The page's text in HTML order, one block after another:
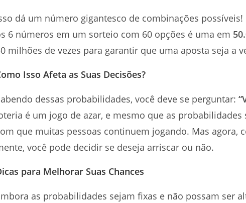
dá um número gigantesco de combinações
6 números em um sorteio com 60 opções é uma em
milhões de vezes para garantir que uma aposta seja a
Isso Afeta as Suas Decisões?
dessas probabilidades, você deve se perguntar:
é um jogo de azar, e mesmo que as
que muitas pessoas continuem jogando. Mas agora,
você pode decidir se deseja arriscar ou não.
para Melhorar Suas Chances
as probabilidades sejam fixas e não possam ser